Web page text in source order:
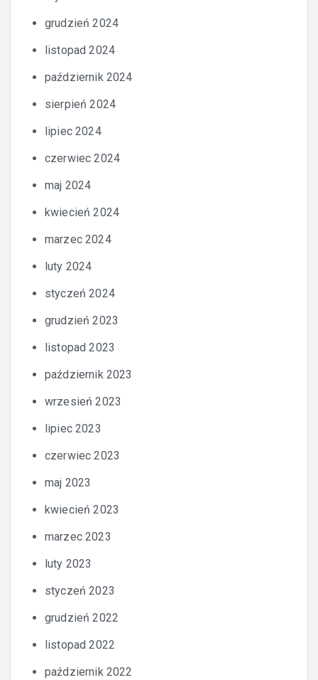
grudzień 2024
listopad 2024
październik 2024
sierpień 2024
lipiec 2024
czerwiec 2024
maj 2024
kwiecień 2024
marzec 2024
luty 2024
styczeń 2024
grudzień 2023
listopad 2023
październik 2023
wrzesień 2023
lipiec 2023
czerwiec 2023
maj 2023
kwiecień 2023
marzec 2023
luty 2023
styczeń 2023
grudzień 2022
listopad 2022
październik 2022